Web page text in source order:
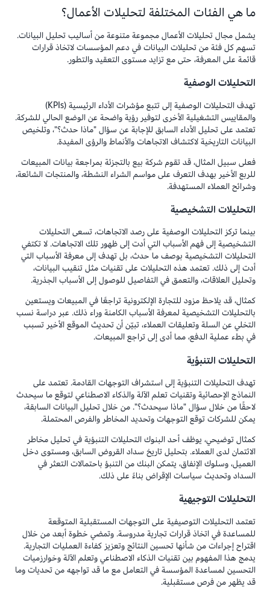
ما هي الفئات المختلفة لتحليلات الأعمال؟
يشمل مجال تحليلات الأعمال مجموعة متنوعة من أساليب تحليل البيانات.
تسهم كل فئة من تحليلات البيانات في دعم المؤسسات لاتخاذ قرارات
قائمة على المعرفة، حتى مع تزايد مستوى التعقيد والتطور.
التحليلات الوصفية
تهدف التحليلات الوصفية إلى تتبع مؤشرات الأداء الرئيسية (KPIs)
والمقاييس التشغيلية الأخرى لتوفير رؤية واضحة عن الوضع الحالي للشركة.
تعتمد على تحليل الأداء السابق للإجابة عن سؤال "ماذا حدث؟"، وتلخيص
البيانات التاريخية لاكتشاف الاتجاهات والأنماط والرؤى المفيدة.
فعلى سبيل المثال، قد تقوم شركة بيع بالتجزئة بمراجعة بيانات المبيعات
للربع الأخير بهدف التعرف على مواسم الشراء النشطة، والمنتجات الشائعة،
وشرائح العملاء المستهدفة.
التحليلات التشخيصية
بينما تركز التحليلات الوصفية على رصد الاتجاهات، تسعى التحليلات
التشخيصية إلى فهم الأسباب التي أدت إلى ظهور تلك الاتجاهات. لا تكتفي
التحليلات التشخيصية بوصف ما حدث، بل تهدف إلى معرفة الأسباب التي
أدت إلى ذلك. تعتمد هذه التحليلات على تقنيات مثل تنقيب البيانات،
وتحليل العلاقات، والتعمق في التفاصيل للوصول إلى الأسباب الجذرية.
كمثال، قد يلاحظ مزود للتجارة الإلكترونية تراجعًا في المبيعات ويستعين
بالتحليلات التشخيصية لمعرفة الأسباب الكامنة وراء ذلك. عبر دراسة نسب
التخلي عن السلة وتعليقات العملاء، تبيّن أن تحديث الموقع الأخير تسبب
في بطء عملية الدفع، مما أدى إلى تراجع المبيعات.
التحليلات التنبؤية
تهدف التحليلات التنبؤية إلى استشراف التوجهات القادمة. تعتمد على
النماذج الإحصائية وتقنيات تعلم الآلة والذكاء الاصطناعي لتوقع ما سيحدث
لاحقًا من خلال سؤال "ماذا سيحدث؟". من خلال تحليل البيانات السابقة،
يمكن للشركات توقع التوجهات وتحديد المخاطر والفرص المحتملة.
كمثال توضيحي، يوظف أحد البنوك التحليلات التنبؤية في تحليل مخاطر
الائتمان لدى العملاء. بتحليل تاريخ سداد القروض السابق، ومستوى دخل
العميل، وسلوك الإنفاق، يتمكن البنك من التنبؤ باحتمالات التعثر في
السداد وتحديث سياسات الإقراض بناءً على ذلك.
التحليلات التوجيهية
تعتمد التحليلات التوصيفية على التوجهات المستقبلية المتوقعة
للمساعدة في اتخاذ قرارات تجارية مدروسة. وتمضي خطوة أبعد من خلال
اقتراح إجراءات من شأنها تحسين النتائج وتعزيز كفاءة العمليات التجارية.
يدمج هذا المفهوم بين تقنيات الذكاء الاصطناعي وتعلم الآلة وخوارزميات
التحسين لمساعدة المؤسسة في التعامل مع ما قد تواجهه من تحديات وما
قد يظهر من فرص مستقبلية.